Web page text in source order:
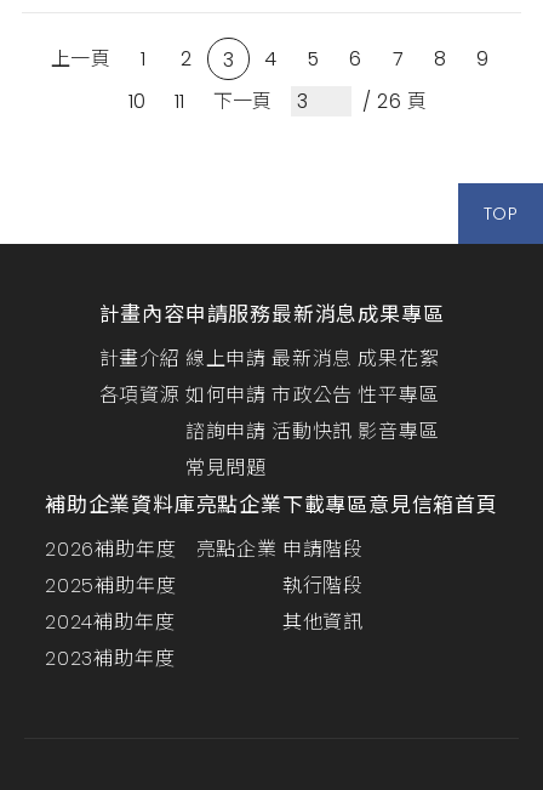
上一頁 1 2 3 4 5 6 7 8
9
10
11 下一頁 / 26 頁
TOP
計畫內容
計畫介紹
各項資源
申請服務
線上申請
如何申請
諮詢申請
常見問題
最新消息
最新消息
市政公告
活動快訊
成果專區
成果花絮
性平專區
影音專區
補助企業資料庫
2026補助年度
2025補助年度
2024補助年度
2023補助年度
亮點企業
亮點企業
下載專區
申請階段
執行階段
其他資訊
意見信箱首頁